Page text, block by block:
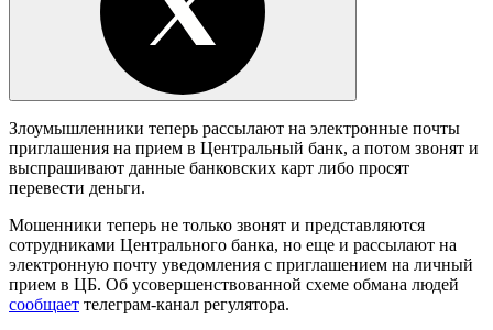
Злоумышленники теперь рассылают на электронные почты
приглашения на прием в Центральный банк, а потом звонят и
выспрашивают данные банковских карт либо просят
перевести деньги.
Мошенники теперь не только звонят и представляются
сотрудниками Центрального банка, но еще и рассылают на
электронную почту уведомления с приглашением на личный
прием в ЦБ. Об усовершенствованной схеме обмана людей
сообщает телеграм-канал регулятора.